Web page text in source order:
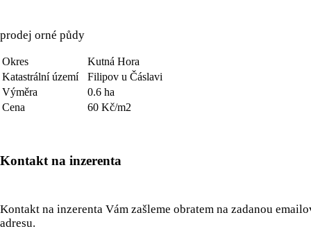
prodej orné půdy
Okres
Kutná Hora
Katastrální území
Filipov u Čáslavi
Výměra
0.6 ha
Cena
60 Kč/m2
Kontakt na inzerenta
Kontakt na inzerenta Vám zašleme obratem na zadanou
adresu.